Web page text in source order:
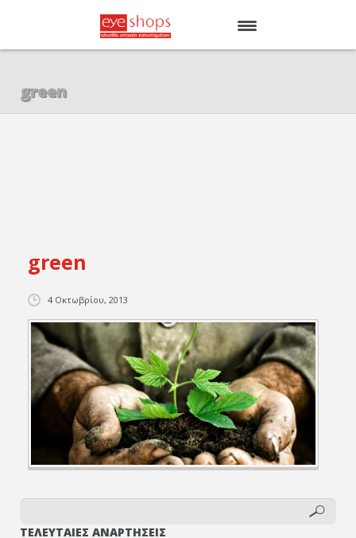
EYE SHOPS
green
green
4 Οκτωβρίου, 2013
ΤΕΛΕΥΤΑΙΕΣ ΑΝΑΡΤΗΣΕΙΣ